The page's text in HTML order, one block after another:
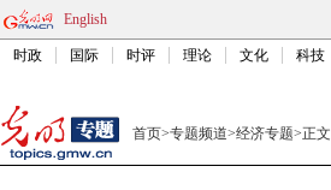
English
时政 国际 时评 理论 文化 科技
首页>专题频道>经济专题>正文